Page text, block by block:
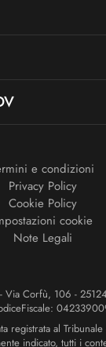
e condizioni
Privacy Policy
Cookie Policy
cookie
Note Legali
Via Corfù, 106 -
registrata al
indicato, tutti i